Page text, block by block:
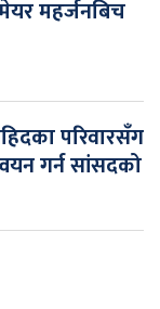
महर्जनबिच
परिवारसँग
गर्न सांसदको